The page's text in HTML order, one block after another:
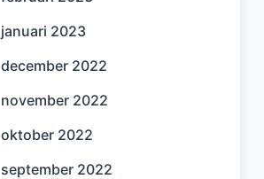
januari 2023
december 2022
november 2022
oktober 2022
september 2022